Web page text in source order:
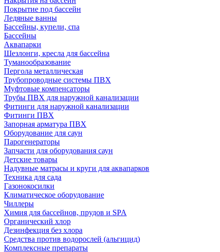
Покрытие под бассейн
Ледяные ванны
Бассейны, купели, спа
Бассейны
Аквапарки
Шезлонги, кресла для бассейна
Туманообразование
Пергола металлическая
Трубопроводные системы ПВХ
Муфтовые компенсаторы
Трубы ПВХ для наружной канализации
Фитинги для наружной канализации
Фитинги ПВХ
Запорная арматура ПВХ
Оборудование для саун
Парогенераторы
Запчасти для оборудования саун
Детские товары
Надувные матрасы и круги для аквапарков
Техника для сада
Газонокосилки
Климатическое оборудование
Чиллеры
Химия для бассейнов, прудов и SPA
Органический хлор
Дезинфекция без хлора
Средства против водорослей (альгицид)
Комплексные препараты